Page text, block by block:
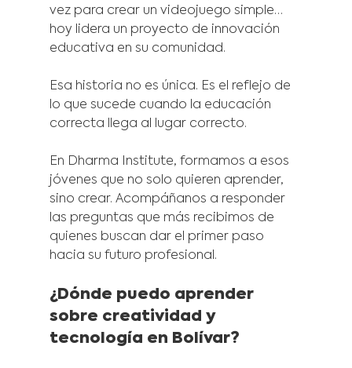
vez para crear un videojuego simple…
hoy lidera un proyecto de innovación
educativa en su comunidad.
Esa historia no es única. Es el reflejo de
lo que sucede cuando la educación
correcta llega al lugar correcto.
En Dharma Institute, formamos a esos
jóvenes que no solo quieren aprender,
sino crear. Acompáñanos a responder
las preguntas que más recibimos de
quienes buscan dar el primer paso
hacia su futuro profesional.
¿Dónde puedo aprender
sobre creatividad y
tecnología en Bolívar?